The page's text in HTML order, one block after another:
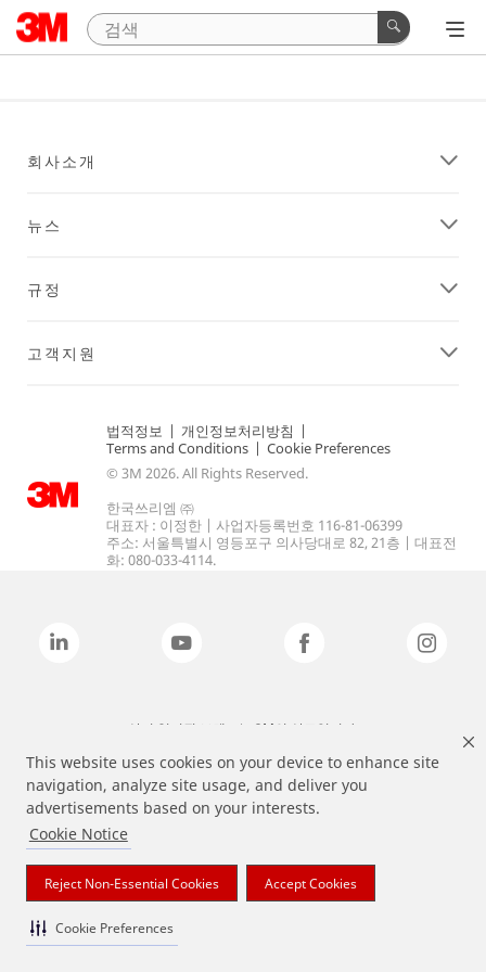
This website uses cookies on your device to enhance site
navigation, analyze site usage, and deliver you
advertisements based on your interests.
Cookie Notice
Reject Non-Essential Cookies Accept Cookies
Cookie Preferences
회사소개
뉴스
규정
고객지원
법적정보 | 개인정보처리방침 |
Terms and Conditions | Cookie Preferences
© 3M 2026. All Rights Reserved.
한국쓰리엠 ㈜
대표자 : 이정한 | 사업자등록번호 116-81-06399
주소: 서울특별시 영등포구 의사당대로 82, 21층 | 대표전
화: 080-033-4114.
상기 열거된 브랜드는 3M의 상표입니다.